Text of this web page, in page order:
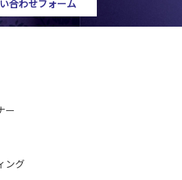
合わせフォーム
ー
ング